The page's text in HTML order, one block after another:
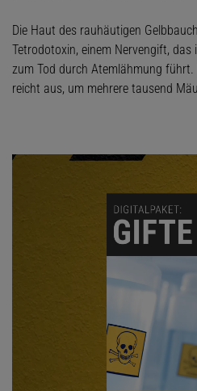
Die Haut des rauhäutigen
Tetrodotoxin, einem Nervengift, das
zum Tod durch Atemlähmung führt.
reicht aus, um mehrere tausend